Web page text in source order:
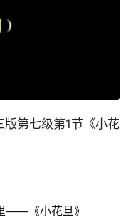
第七级第1节《小花
——《小花旦》